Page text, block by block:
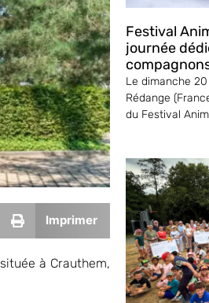
Imprimer
à Crauthem,
Festival
journée
Le dimanche
Rédange
du Festival